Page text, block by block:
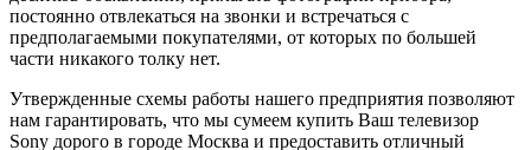
постоянно отвлекаться на звонки и встречаться с
предполагаемыми покупателями, от которых по большей
части никакого толку нет.
Утвержденные схемы работы нашего предприятия позволяют
нам гарантировать, что мы сумеем купить Ваш телевизор
Sony дорого в городе Москва и предоставить отличный